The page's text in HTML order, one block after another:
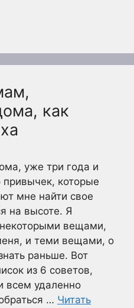
как
уже три года и
привычек, которые
мне найти свое
на высоте. Я
вещами,
и теми вещами, о
раньше. Вот
из 6 советов,
всем удаленно
… Читать